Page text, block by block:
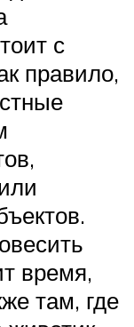
с
правило,
время,
там, где